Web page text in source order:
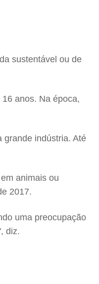
sustentável ou de
anos. Na época,
grande indústria. Até
animais ou
2017.
uma preocupação
diz.